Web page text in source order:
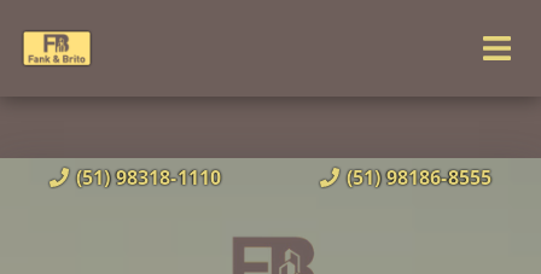
(51) 98318-1110 (51) 98186-8555